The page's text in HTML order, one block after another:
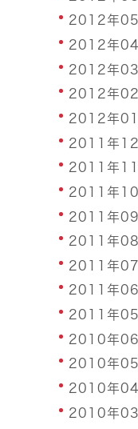
2012年05
2012年04
2012年03
2012年02
2012年01
2011年12
2011年11
2011年10
2011年09
2011年08
2011年07
2011年06
2011年05
2010年06
2010年05
2010年04
2010年03